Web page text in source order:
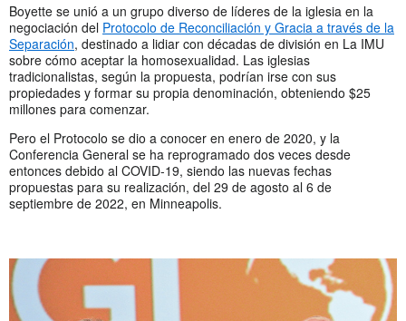
Boyette se unió a un grupo diverso de líderes de la iglesia en la
negociación del Protocolo de Reconciliación y Gracia a través de la
Separación, destinado a lidiar con décadas de división en La IMU
sobre cómo aceptar la homosexualidad. Las iglesias
tradicionalistas, según la propuesta, podrían irse con sus
propiedades y formar su propia denominación, obteniendo $25
millones para comenzar.
Pero el Protocolo se dio a conocer en enero de 2020, y la
Conferencia General se ha reprogramado dos veces desde
entonces debido al COVID-19, siendo las nuevas fechas
propuestas para su realización, del 29 de agosto al 6 de
septiembre de 2022, en Minneapolis.